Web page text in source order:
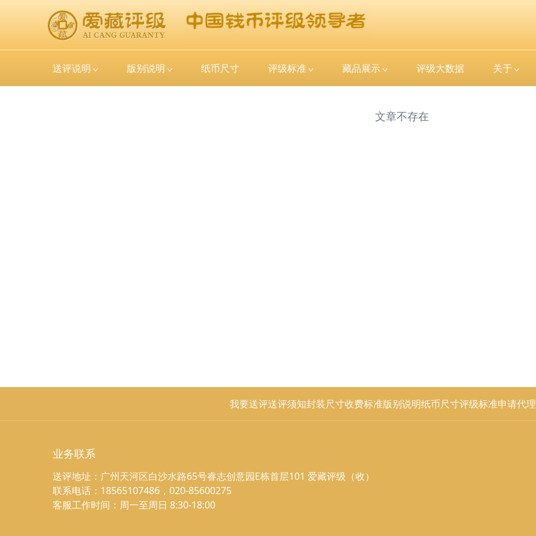
送评说明 版别说明 纸币尺寸 评级标准 藏品展示 评级大数据 关于
文章不存在
我要送评送评须知封装尺寸收费标准版别说明纸币尺寸评级标准申请代理
业务联系
送评地址：广州天河区白沙水路65号睿志创意园E栋首层101 爱藏评级（收）
联系电话：18565107486，020-85600275
客服工作时间：周一至周日 8:30-18:00